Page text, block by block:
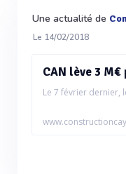
Une actualité de
Le 14/02/2018
CAN lève 3 M€
Le 7 février dernier,